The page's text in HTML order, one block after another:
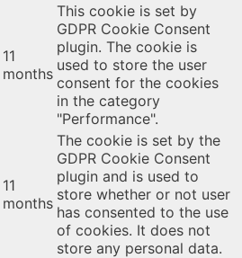
11
months
This cookie is set by
GDPR Cookie Consent
plugin. The cookie is
used to store the user
consent for the cookies
in the category
"Performance".
11
months
The cookie is set by the
GDPR Cookie Consent
plugin and is used to
store whether or not user
has consented to the use
of cookies. It does not
store any personal data.